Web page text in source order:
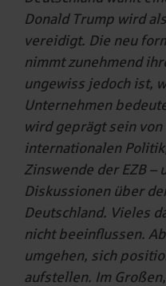
Donald Trump wird
vereidigt. Die neu
nimmt zunehmend
ungewiss jedoch ist,
Unternehmen
wird geprägt sein
internationalen
Zinswende der EZB –
Diskussionen über
Deutschland. Vieles
nicht beeinflussen.
umgehen, sich
aufstellen. Im